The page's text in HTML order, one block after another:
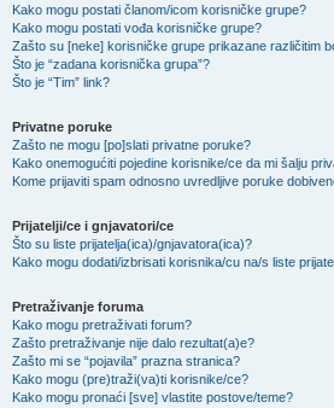
Kako mogu postati članom/icom korisničke grupe?
Kako mogu postati vođa korisničke grupe?
Zašto su [neke] korisničke grupe prikazane različitim
Što je “zadana korisnička grupa”?
Što je “Tim” link?
Privatne poruke
Zašto ne mogu [po]slati privatne poruke?
Kako onemogućiti pojedine korisnike/ce da mi šalju
Kome prijaviti spam odnosno uvredljive poruke
Prijatelji/ce i gnjavatori/ce
Što su liste prijatelja(ica)/gnjavatora(ica)?
Kako mogu dodati/izbrisati korisnika/cu na/s liste
Pretraživanje foruma
Kako mogu pretraživati forum?
Zašto pretraživanje nije dalo rezultat(a)e?
Zašto mi se “pojavila” prazna stranica?
Kako mogu (pre)traži(va)ti korisnike/ce?
Kako mogu pronaći [sve] vlastite postove/teme?